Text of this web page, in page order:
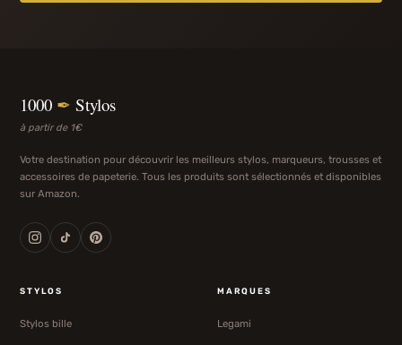
1000 ✒ Stylos
à partir de 1€
Votre destination pour découvrir les meilleurs stylos, marqueurs, trousses et
accessoires de papeterie. Tous les produits sont sélectionnés et disponibles
sur Amazon.
STYLOS
Stylos bille
MARQUES
Legami